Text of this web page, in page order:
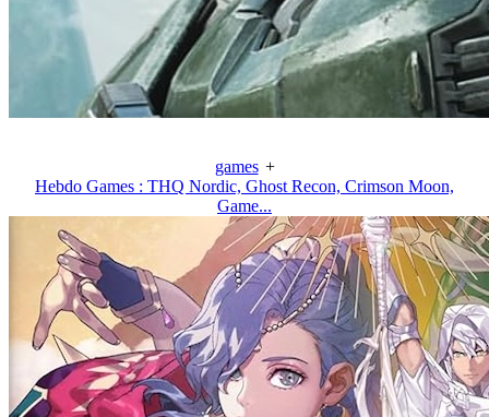
games +
Hebdo Games : THQ Nordic, Ghost Recon, Crimson Moon,
Game...